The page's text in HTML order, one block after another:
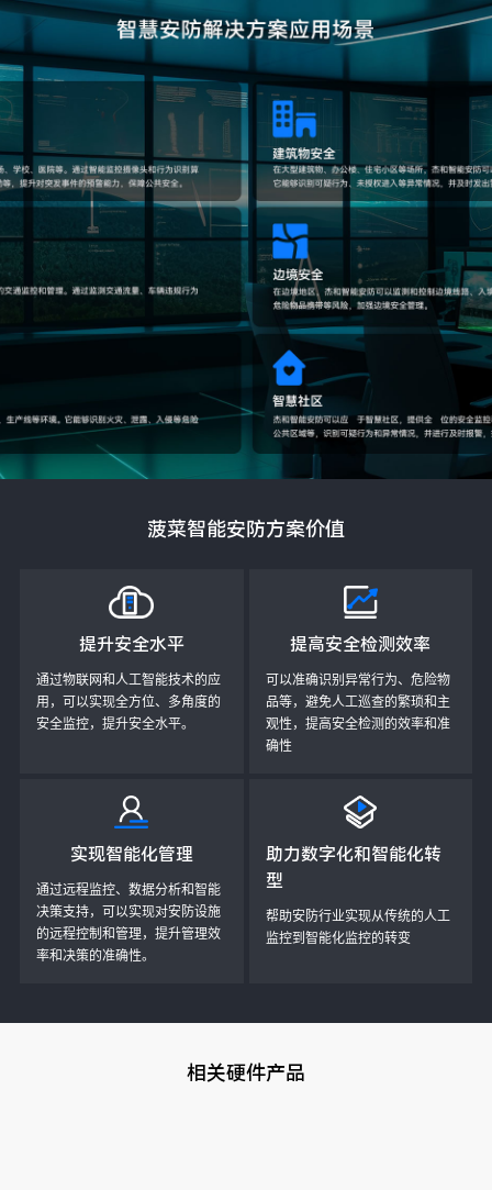
菠菜智能安防方案价值
提升安全水平
通过物联网和人工智能技术的应
用，可以实现全方位、多角度的
安全监控，提升安全水平。
提高安全检测效率
可以准确识别异常行为、危险物
品等，避免人工巡查的繁琐和主
观性，提高安全检测的效率和准
确性
实现智能化管理
通过远程监控、数据分析和智能
决策支持，可以实现对安防设施
的远程控制和管理，提升管理效
率和决策的准确性。
助力数字化和智能化转
型
帮助安防行业实现从传统的人工
监控到智能化监控的转变
相关硬件产品